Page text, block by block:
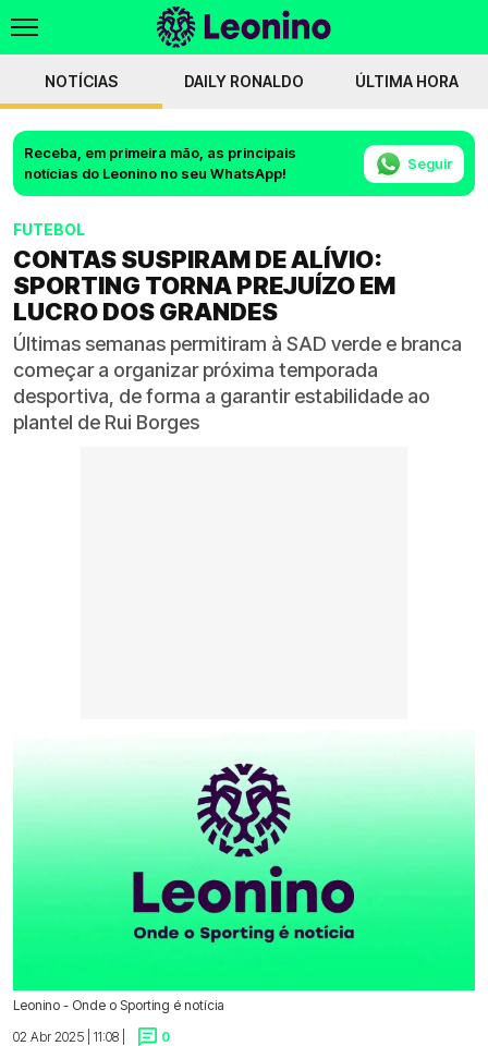
NOTÍCIAS DAILY RONALDO ÚLTIMA HORA
Receba, em primeira mão, as principais
notícias do Leonino no seu WhatsApp!
Seguir
FUTEBOL
CONTAS SUSPIRAM DE ALÍVIO:
SPORTING TORNA PREJUÍZO EM
LUCRO DOS GRANDES
Últimas semanas permitiram à SAD verde e branca
começar a organizar próxima temporada
desportiva, de forma a garantir estabilidade ao
plantel de Rui Borges
Leonino - Onde o Sporting é notícia
02 Abr 2025 | 11:08 |
0